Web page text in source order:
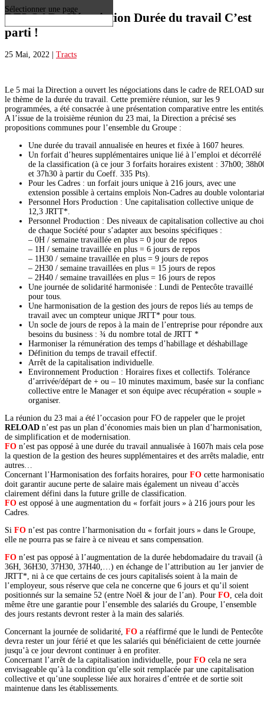
Sélectionner une page
RELOAD : Négociation Durée du travail C’est
parti !
25 Mai, 2022 Tracts
Le 5 mai la Direction a ouvert les négociations dans le cadre de RELOAD sur
le thème de la durée du travail. Cette première réunion, sur les 9
programmées, a été consacrée à une présentation comparative entre les
A l’issue de la troisième réunion du 23 mai, la Direction a précisé ses
propositions communes pour l’ensemble du Groupe :
Une durée du travail annualisée en heures et fixée à 1607 heures.
Un forfait d’heures supplémentaires unique lié à l’emploi et décorrélé
de la classification (à ce jour 3 forfaits horaires existent : 37h00;
et 37h30 à partir du Coeff. 335 Pts).
Pour les Cadres : un forfait jours unique à 216 jours, avec une
extension possible à certains emplois Non-Cadres au double
Personnel Hors Production : Une capitalisation collective unique de
12,3 JRTT*.
Personnel Production : Des niveaux de capitalisation collective au
de chaque Société pour s’adapter aux besoins spécifiques :
– 0H / semaine travaillée en plus = 0 jour de repos
– 1H / semaine travaillée en plus = 6 jours de repos
– 1H30 / semaine travaillée en plus = 9 jours de repos
– 2H30 / semaine travaillées en plus = 15 jours de repos
– 2H40 / semaine travaillées en plus = 16 jours de repos
Une journée de solidarité harmonisée : Lundi de Pentecôte travaillé
pour tous.
Une harmonisation de la gestion des jours de repos liés au temps de
travail avec un compteur unique JRTT* pour tous.
Un socle de jours de repos à la main de l’entreprise pour répondre aux
besoins du business : ¾ du nombre total de JRTT *
Harmoniser la rémunération des temps d’habillage et déshabillage
Définition du temps de travail effectif.
Arrêt de la capitalisation individuelle.
Environnement Production : Horaires fixes et collectifs. Tolérance
d’arrivée/départ de + ou – 10 minutes maximum, basée sur la
collective entre le Manager et son équipe avec récupération « souple »
organiser.
La réunion du 23 mai a été l’occasion pour FO de rappeler que le projet
RELOAD n’est pas un plan d’économies mais bien un plan d’harmonisation,
de simplification et de modernisation.
FO n’est pas opposé à une durée du travail annualisée à 1607h mais cela pose
la question de la gestion des heures supplémentaires et des arrêts maladie,
autres…
Concernant l’Harmonisation des forfaits horaires, pour FO cette
doit garantir aucune perte de salaire mais également un niveau d’accès
clairement défini dans la future grille de classification.
FO est opposé à une augmentation du « forfait jours » à 216 jours pour les
Cadres.
Si FO n’est pas contre l’harmonisation du « forfait jours » dans le Groupe,
elle ne pourra pas se faire à ce niveau et sans compensation.
FO n’est pas opposé à l’augmentation de la durée hebdomadaire du travail (à
36H, 36H30, 37H30, 37H40,…) en échange de l’attribution au 1er janvier de
JRTT*, ni à ce que certains de ces jours capitalisés soient à la main de
l’employeur, sous réserve que cela ne concerne que 6 jours et qu’il soient
positionnés sur la semaine 52 (entre Noël & jour de l’an). Pour FO, cela doit
même être une garantie pour l’ensemble des salariés du Groupe, l’ensemble
des jours restants devront rester à la main des salariés.
Concernant la journée de solidarité, FO a réaffirmé que le lundi de Pentecôte
devra rester un jour férié et que les salariés qui bénéficiaient de cette journée
jusqu’à ce jour devront continuer à en profiter.
Concernant l’arrêt de la capitalisation individuelle, pour FO cela ne sera
envisageable qu’à la condition qu’elle soit remplacée par une capitalisation
collective et qu’une souplesse liée aux horaires d’entrée et de sortie soit
maintenue dans les établissements.